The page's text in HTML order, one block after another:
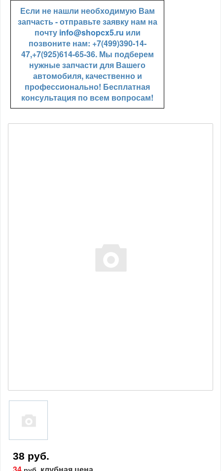
Если не нашли необходимую Вам
запчасть - отправьте заявку нам на
почту info@shopcx5.ru или
позвоните нам: +7(499)390-14-
47,+7(925)614-65-36. Мы подберем
нужные запчасти для Вашего
автомобиля, качественно и
профессионально! Бесплатная
консультация по всем вопросам!
38 руб.